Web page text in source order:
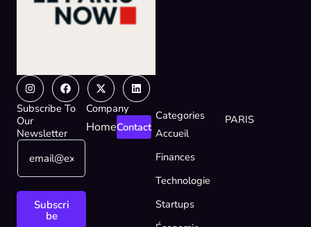
InstagramFacebook
X-
twitter
Linkedin
Subscribe To
Our
Newsletter
*
m
a
E
a
Subscri
be
Company
HomeContact
Categories
Accueil
Finances
Technologie
Startups
PARIS